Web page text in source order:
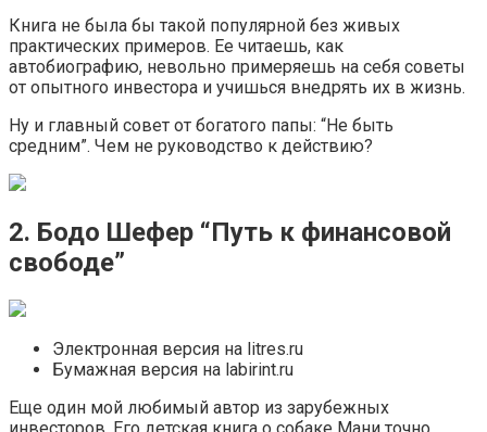
Книга не была бы такой популярной без живых
практических примеров. Ее читаешь, как
автобиографию, невольно примеряешь на себя советы
от опытного инвестора и учишься внедрять их в жизнь.
Ну и главный совет от богатого папы: “Не быть
средним”. Чем не руководство к действию?
2. Бодо Шефер “Путь к финансовой
свободе”
Электронная версия на litres.ru
Бумажная версия на labirint.ru
Еще один мой любимый автор из зарубежных